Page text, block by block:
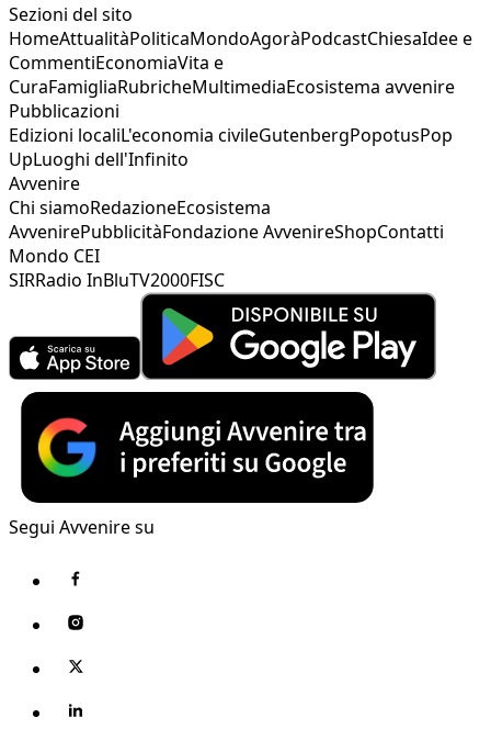
Sezioni del sito
HomeAttualitàPoliticaMondoAgoràPodcastChiesaIdee e
CommentiEconomiaVita e
CuraFamigliaRubricheMultimediaEcosistema avvenire
Pubblicazioni
Edizioni localiL'economia civileGutenbergPopotusPop
UpLuoghi dell'Infinito
Avvenire
Chi siamoRedazioneEcosistema
AvvenirePubblicitàFondazione AvvenireShopContatti
Mondo CEI
SIRRadio InBluTV2000FISC
Segui Avvenire su